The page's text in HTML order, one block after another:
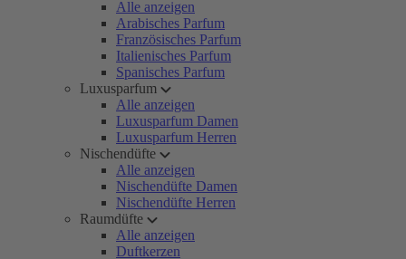
Alle anzeigen
Arabisches Parfum
Französisches Parfum
Italienisches Parfum
Spanisches Parfum
Luxusparfum
Alle anzeigen
Luxusparfum Damen
Luxusparfum Herren
Nischendüfte
Alle anzeigen
Nischendüfte Damen
Nischendüfte Herren
Raumdüfte
Alle anzeigen
Duftkerzen